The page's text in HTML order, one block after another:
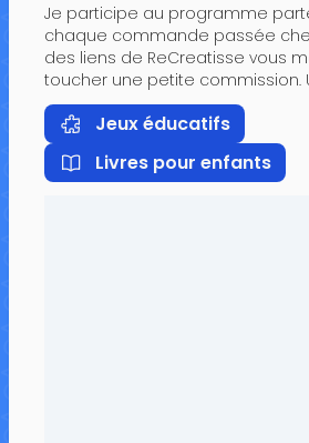
Je participe au programme
chaque commande passée
des liens de ReCreatisse vous
toucher une petite commission.
Jeux éducatifs
Livres pour enfants